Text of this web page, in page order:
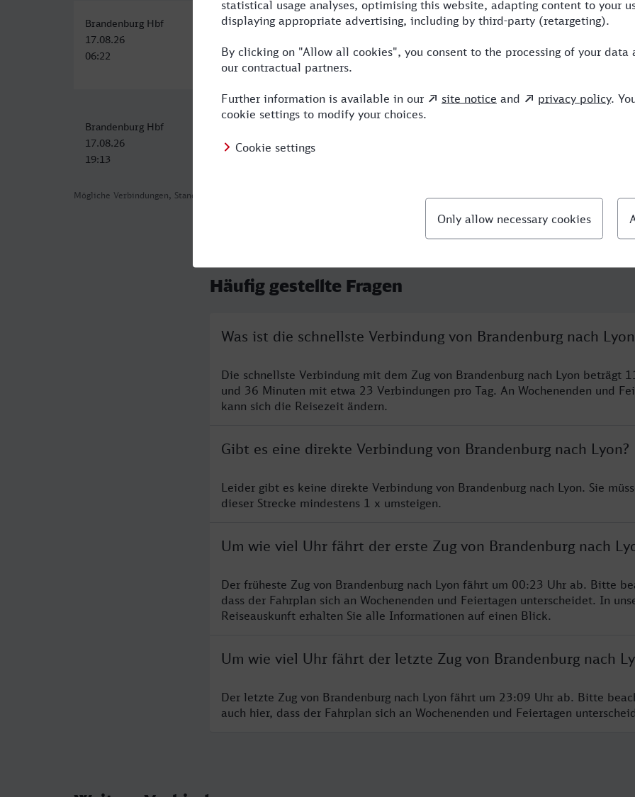
Mögliche Verbindungen, Stand: 2026-08-03 14:34
Brandenburg Hbf
17.08.26
06:22
Lyon Part Dieu
19:58
13:36 2 TGV,OE,ICE
Brandenburg Hbf
17.08.26
19:13
18.08.26
Häufig gestellte Fragen
Was ist die schnellste Verbindung von Brandenburg nach
Die schnellste Verbindung mit dem Zug von Brandenburg nach Lyon beträgt
und 36 Minuten mit etwa 23 Verbindungen pro Tag. An Wochenenden und
kann sich die Reisezeit ändern.
Gibt es eine direkte Verbindung von Brandenburg nach Lyon?
Leider gibt es keine direkte Verbindung von Brandenburg nach Lyon. Sie
dieser Strecke mindestens 1 x umsteigen.
Um wie viel Uhr fährt der erste Zug von Brandenburg nach
Der früheste Zug von Brandenburg nach Lyon fährt um 00:23 Uhr ab. Bitte
dass der Fahrplan sich an Wochenenden und Feiertagen unterscheidet. In
Reiseauskunft erhalten Sie alle Informationen auf einen Blick.
Um wie viel Uhr fährt der letzte Zug von Brandenburg nach
Der letzte Zug von Brandenburg nach Lyon fährt um 23:09 Uhr ab. Bitte
auch hier, dass der Fahrplan sich an Wochenenden und Feiertagen